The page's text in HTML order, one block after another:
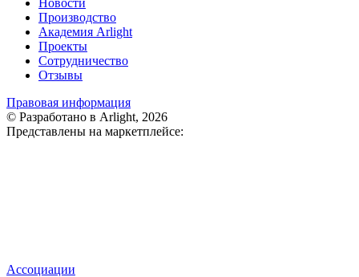
Новости
Производство
Академия Arlight
Проекты
Сотрудничество
Отзывы
Правовая информация
© Разработано в Arlight, 2026
Представлены на маркетплейсе:
Ассоциации